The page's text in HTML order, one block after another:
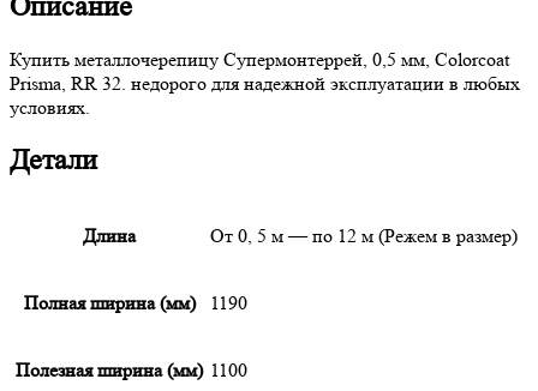
Описание
Купить металлочерепицу Супермонтеррей, 0,5 мм, Colorcoat
Prisma, RR 32. недорого для надежной эксплуатации в любых
условиях.
Детали
Длина От 0, 5 м — по 12 м (Режем в размер)
Полная ширина (мм) 1190
Полезная ширина (мм) 1100